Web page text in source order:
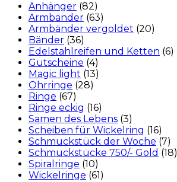
Anhänger (82)
Armbänder (63)
Armbänder vergoldet (20)
Bänder (36)
Edelstahlreifen und Ketten (6)
Gutscheine (4)
Magic light (13)
Ohrringe (28)
Ringe (67)
Ringe eckig (16)
Samen des Lebens (3)
Scheiben für Wickelring (16)
Schmuckstück der Woche (7)
Schmuckstücke 750/- Gold (18)
Spiralringe (10)
Wickelringe (61)